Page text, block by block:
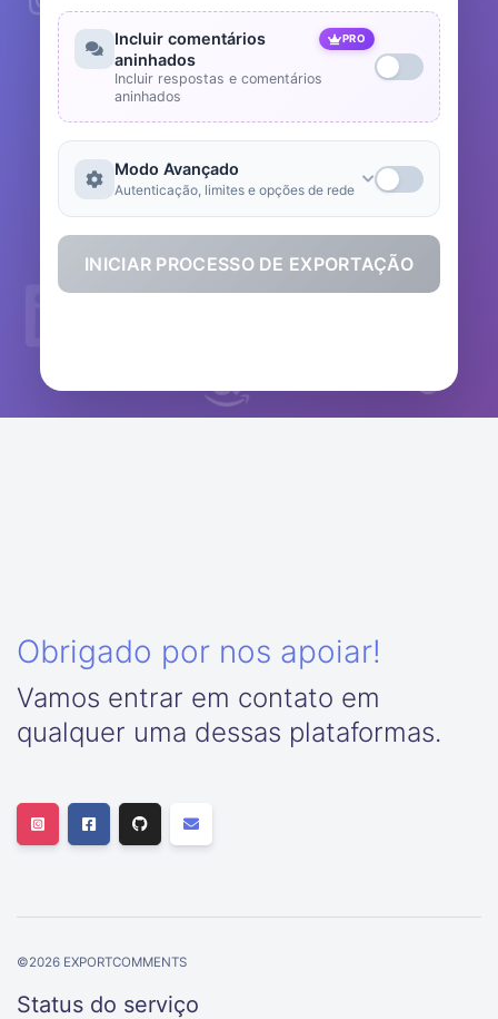
Incluir comentários
aninhados
PRO
Incluir respostas e comentários
aninhados
Modo Avançado
Autenticação, limites e opções de rede
INICIAR PROCESSO DE EXPORTAÇÃO
Obrigado por nos apoiar!
Vamos entrar em contato em
qualquer uma dessas plataformas.
©2026 EXPORTCOMMENTS
Status do serviço